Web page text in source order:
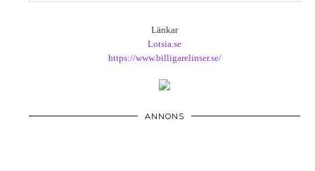
Länkar
Lotsia.se
https://www.billigarelinser.se/
ANNONS